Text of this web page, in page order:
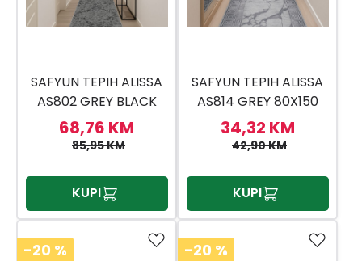
SAFYUN TEPIH ALISSA
AS802 GREY BLACK
80X300
68,76 KM
85,95 KM
KUPI
SAFYUN TEPIH ALISSA
AS814 GREY 80X150
34,32 KM
42,90 KM
KUPI
-20 % -20 %